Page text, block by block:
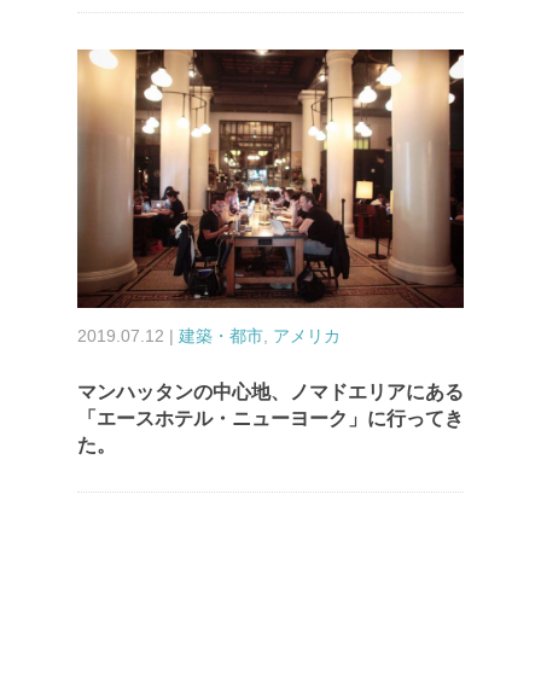
2019.07.12 | 建築・都市 アメリカ
マンハッタンの中心地、ノマドエリアにある
「エースホテル・ニューヨーク」に行ってき
た。